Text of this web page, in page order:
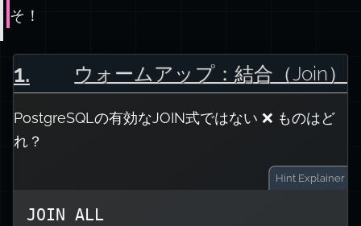
そ！
1. ウォームアップ：結合（Join）
PostgreSQLの有効なJOIN式ではない ❌ ものはど
れ？
Hint Explainer
JOIN ALL